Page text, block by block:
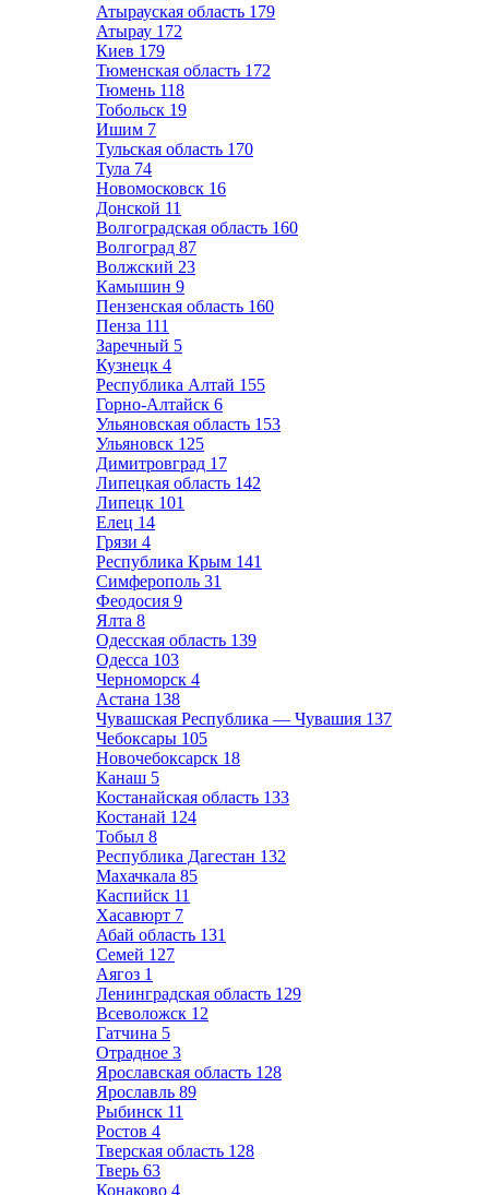
Атырауская область 179
Атырау 172
Киев 179
Тюменская область 172
Тюмень 118
Тобольск 19
Ишим 7
Тульская область 170
Тула 74
Новомосковск 16
Донской 11
Волгоградская область 160
Волгоград 87
Волжский 23
Камышин 9
Пензенская область 160
Пенза 111
Заречный 5
Кузнецк 4
Республика Алтай 155
Горно-Алтайск 6
Ульяновская область 153
Ульяновск 125
Димитровград 17
Липецкая область 142
Липецк 101
Елец 14
Грязи 4
Республика Крым 141
Симферополь 31
Феодосия 9
Ялта 8
Одесская область 139
Одесса 103
Черноморск 4
Астана 138
Чувашская Республика — Чувашия 137
Чебоксары 105
Новочебоксарск 18
Канаш 5
Костанайская область 133
Костанай 124
Тобыл 8
Республика Дагестан 132
Махачкала 85
Каспийск 11
Хасавюрт 7
Абай область 131
Семей 127
Аягоз 1
Ленинградская область 129
Всеволожск 12
Гатчина 5
Отрадное 3
Ярославская область 128
Ярославль 89
Рыбинск 11
Ростов 4
Тверская область 128
Тверь 63
Конаково 4